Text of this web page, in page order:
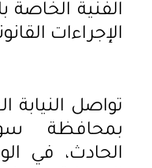
الفنية الخاصة
الإجراءات
تواصل النيابة
بمحافظة
الحادث، في